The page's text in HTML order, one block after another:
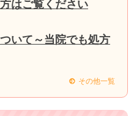
はご覧ください
いて～当院でも処方
その他一覧